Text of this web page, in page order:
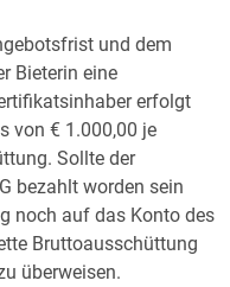
und dem
Bieterin eine
erfolgt
von € 1.000,00 je
Sollte der
bezahlt worden sein
noch auf das Konto des
Bruttoausschüttung
überweisen.